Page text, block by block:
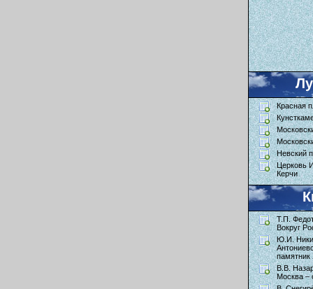
Красная
Невский
Церковь
Керчи
Т.П.
Вокруг
Ю.И.
памятник
В.В.
Москва –